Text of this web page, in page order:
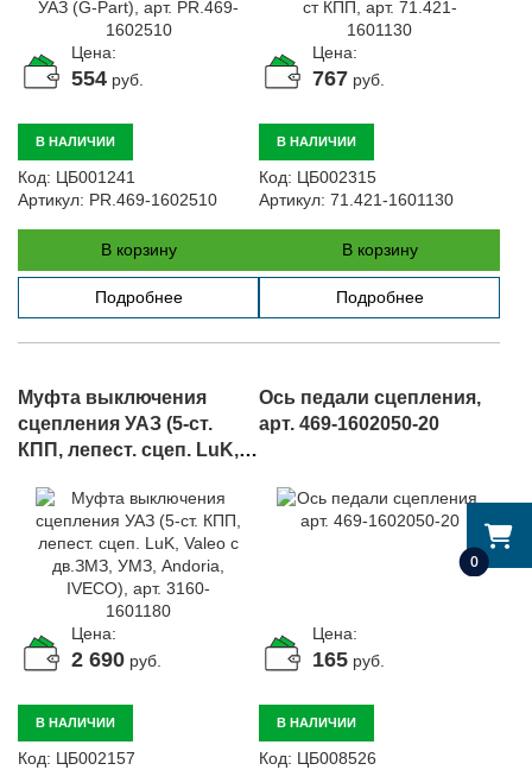
0
Цена:
554 руб.
В НАЛИЧИИ
Код: ЦБ001241
Артикул: PR.469-1602510
В корзину
Подробнее
Цена:
767 руб.
В НАЛИЧИИ
Код: ЦБ002315
Артикул: 71.421-1601130
В корзину
Подробнее
Муфта выключения
сцепления УАЗ (5-ст.
КПП, лепест. сцеп. LuK,
Andoria, IVECO), арт.
3160-1601180
Цена:
2 690 руб.
В НАЛИЧИИ
Код: ЦБ002157
Ось педали сцепления,
арт. 469-1602050-20
Цена:
165 руб.
В НАЛИЧИИ
Код: ЦБ008526